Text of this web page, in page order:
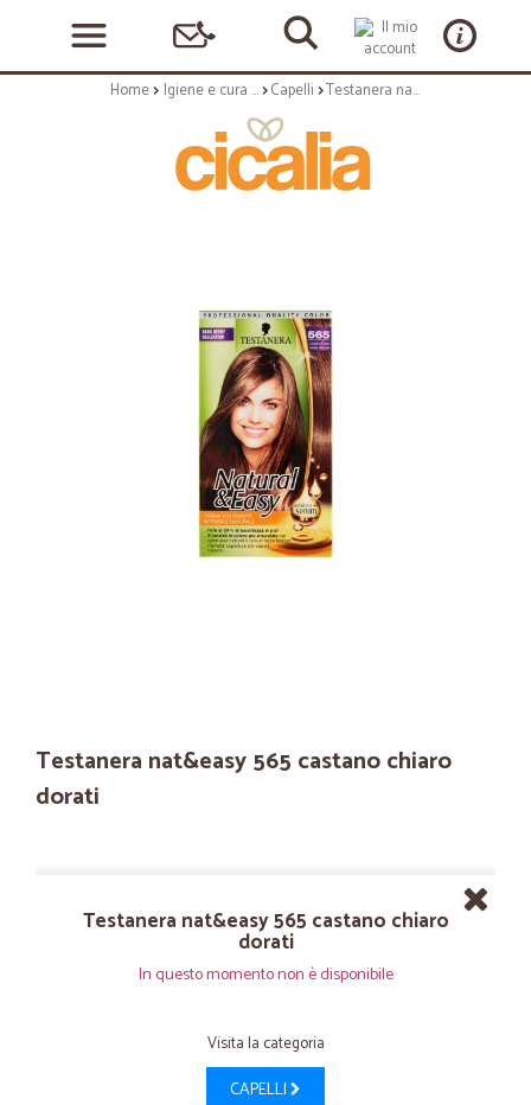
Home Igiene e cura personale Capelli Testanera nat&easy 565 castano chiaro dorati
Testanera nat&easy 565 castano chiaro
dorati
Testanera nat&easy 565 castano chiaro
dorati
In questo momento non è disponibile
Visita la categoria
CAPELLI